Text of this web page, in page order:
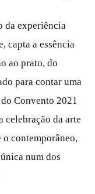
da experiência
capta a essência
ao prato, do
para contar uma
Convento 2021
celebração da arte
o contemporâneo,
num dos